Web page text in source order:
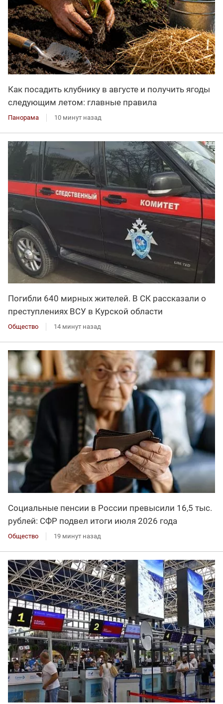
Как посадить клубнику в августе и получить ягоды
следующим летом: главные правила
Панорама 10 минут назад
Погибли 640 мирных жителей. В СК рассказали о
преступлениях ВСУ в Курской области
Общество 14 минут назад
Социальные пенсии в России превысили 16,5 тыс.
рублей: СФР подвел итоги июля 2026 года
Общество 19 минут назад